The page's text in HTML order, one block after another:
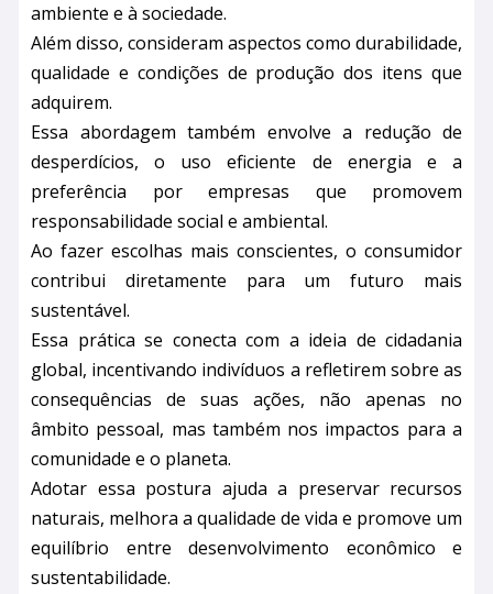
ambiente e à sociedade.
Além disso, consideram aspectos como durabilidade,
qualidade e condições de produção dos itens que
adquirem.
Essa abordagem também envolve a redução de
desperdícios, o uso eficiente de energia e a
preferência por empresas que promovem
responsabilidade social e ambiental.
Ao fazer escolhas mais conscientes, o consumidor
contribui diretamente para um futuro mais
sustentável.
Essa prática se conecta com a ideia de cidadania
global, incentivando indivíduos a refletirem sobre as
consequências de suas ações, não apenas no
âmbito pessoal, mas também nos impactos para a
comunidade e o planeta.
Adotar essa postura ajuda a preservar recursos
naturais, melhora a qualidade de vida e promove um
equilíbrio entre desenvolvimento econômico e
sustentabilidade.